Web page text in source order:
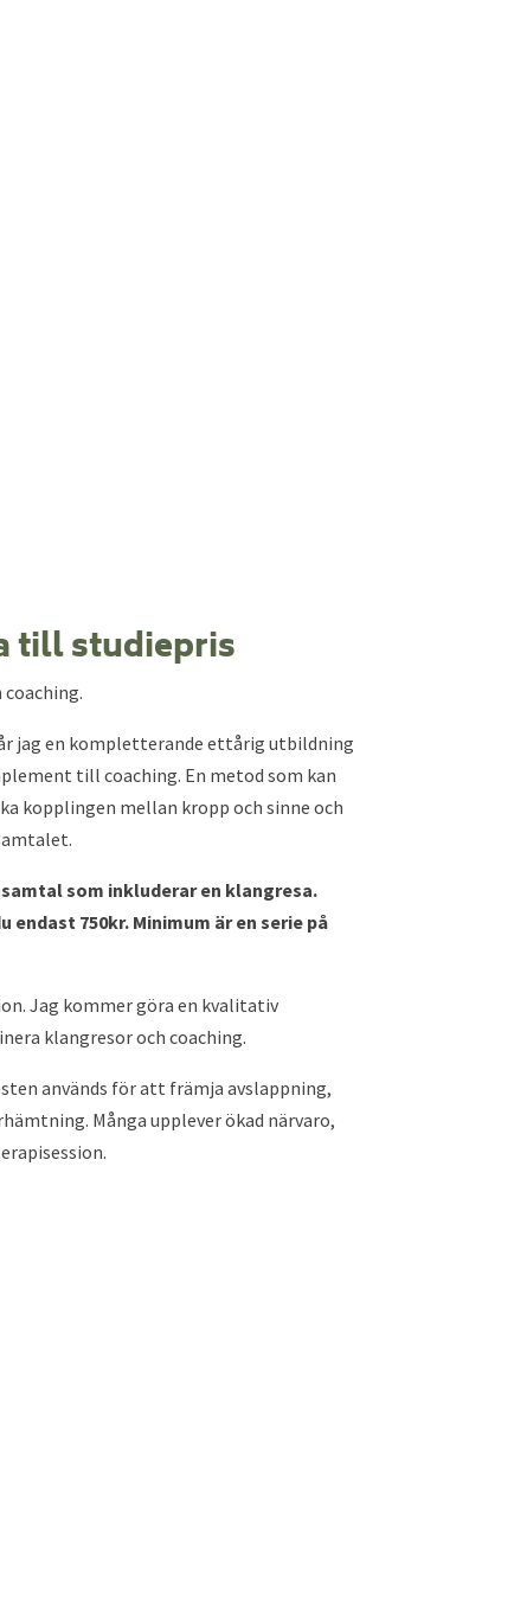
till studiepris
jag en kompletterande ettårig utbildning
till coaching. En metod som kan
kopplingen mellan kropp och sinne och
som inkluderar en klangresa.
endast 750kr. Minimum är en serie på
Jag kommer göra en kvalitativ
klangresor och coaching.
används för att främja avslappning,
Många upplever ökad närvaro,